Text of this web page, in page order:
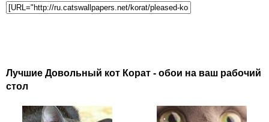
Лучшие Довольный кот Корат - обои на ваш рабочий
стол